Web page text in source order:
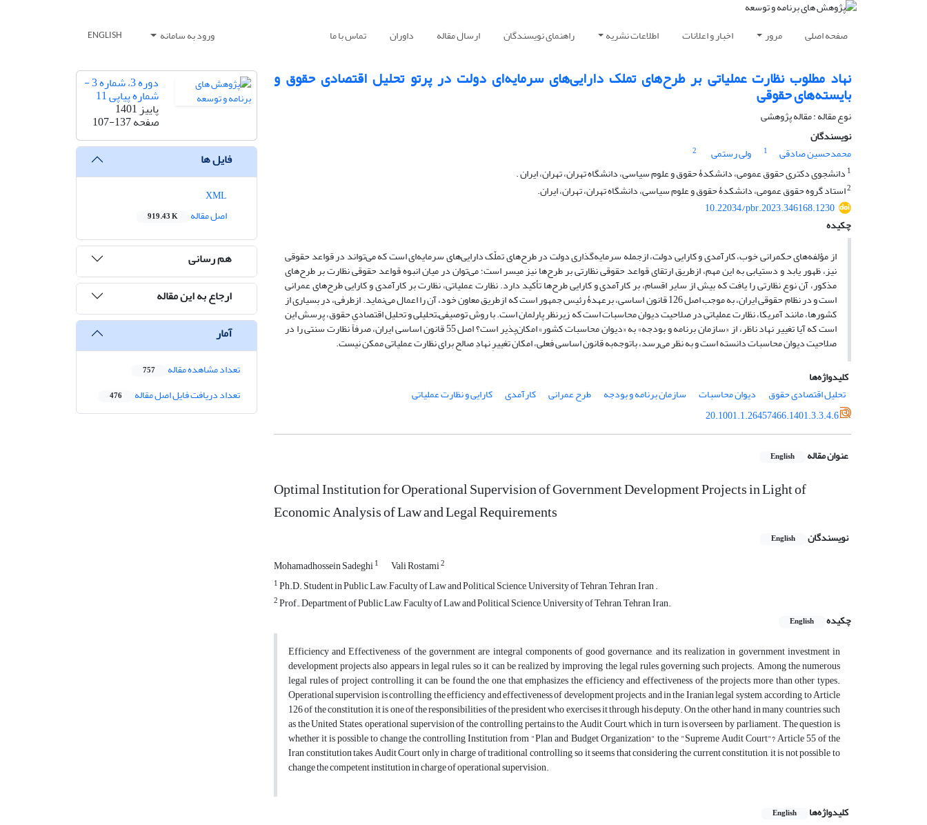
صفحه اصلی مرور اخبار و اعلانات اطلاعات نشریه راهنمای نویسندگان ارسال مقاله داوران تماس با ما ورود به سامانه ENGLISH
نهاد مطلوب نظارت عملیاتی بر طرح‏‌های تملک دارایی‏‌های سرمایه‌‏ای دولت در پرتو تحلیل اقتصادی حقوق و
بایسته‌‏های حقوقی
نوع مقاله : مقاله پژوهشی
نویسندگان
محمد‌حسین صادقی
1 ولی رستمی
2
1 دانشجوی دکتری حقوق عمومی، دانشکدۀ حقوق و علوم سیاسی، دانشگاه تهران، تهران، ایران .
2استاد گروه حقوق عمومی، دانشکدۀ حقوق و علوم سیاسی، دانشگاه تهران، تهران، ایران.
10.22034/pbr.2023.346168.1230
چکیده
از مؤلفه‌‏های حکمرانی خوب، کارآمدی و کارایی دولت، ازجمله سرمایه‌‏گذاری دولت در طرح‌های تملّک دارایی‏‌های سرمایه‏‌ای است که می‌‏تواند در قواعد حقوقی
نیز، ظهور یابد و دستیابی به این مهم، ازطریق ارتقای قواعد حقوقی نظارتی بر طر‏ح‌‏ها نیز میسر است؛ می‏‌توان در میان انبوه قواعد حقوقی نظارت بر طرح‏‌های
مذکور، آن نوع نظارتی را یافت که بیش از سایر اقسام، بر کارآمدی و کارایی طرح‌‏ها تأکید دارد. نظارت عملیاتی، نظارت بر کارآمدی و کارایی طرح‌‏های عمرانی
است و در نظام حقوقی ایران، به موجب اصل 126 قانون اساسی، برعهدۀ رئیس جمهور است که ازطریق معاون خود، آن را اعمال می‌نماید. ازطرفی، در بسیاری از
کشورها، مانند آمریکا، نظارت عملیاتی در صلاحیت دیوان محاسبات است که زیرنظر پارلمان است. با روش توصیفی‌ـ‌تحلیلی و تحلیل اقتصادیِ حقوق، پرسش این
است که آیا تغییر نهاد ناظر، از «سازمان برنامه و بودجه» به «دیوان محاسبات کشور» امکان‏‌پذیر است؟ اصل 55 قانون اساسی ایران، صرفاً نظارت سنتی را در
صلاحیت دیوان محاسبات دانسته است و به نظر می‏‌رسد، باتوجه‌به قانون اساسی فعلی، امکان تغییرِ نهادِ صالح برای نظارت عملیاتی ممکن نیست.
کلیدواژه‌ها
تحلیل اقتصادی حقوق
دیوان محاسبات سازمان برنامه و بودجه طرح عمرانی کارآمدی
کارایی و نظارت عملیاتی
20.1001.1.26457466.1401.3.3.4.6
عنوان مقاله English
Optimal Institution for Operational Supervision of Government Development Projects in Light of
Economic Analysis of Law and Legal Requirements
نویسندگان English
Mohamadhossein Sadeghi1 Vali Rostami2
1Ph.D. Student in Public Law, Faculty of Law and Political Science, University of Tehran, Tehran, Iran .
2Prof., Department of Public Law, Faculty of Law and Political Science, University of Tehran, Tehran, Iran.
چکیده
English
Efficiency and Effectiveness of the government are integral components of good governance, and its realization in government investment in
development projects also appears in legal rules, so it can be realized by improving the legal rules governing such projects. Among the numerous
legal rules of project controlling, it can be found the one that emphasizes the efficiency and effectiveness of the projects more than other types.
Operational supervision is controlling the efficiency and effectiveness of development projects, and in the Iranian legal system, according to Article
126 of the constitution, it is one of the responsibilities of the president who exercises it through his deputy. On the other hand, in many countries, such
as the United States, operational supervision of the controlling pertains to the Audit Court, which in turn is overseen by parliament. The question is
whether it is possible to change the controlling Institution from "Plan and Budget Organization" to the "Supreme Audit Court"? Article 55 of the
Iran constitution takes Audit Court only in charge of traditional controlling, so it seems that considering the current constitution, it is not possible to
change the competent institution in charge of operational supervision.
کلیدواژه‌ها English
دوره 3، شماره 3 -
شماره پیاپی 11
پاییز 1401
صفحه107-137
فایل ها
اصل مقاله
919.43 K
هم رسانی
ارجاع به این مقاله
آمار
تعداد مشاهده مقاله 757
تعداد دریافت فایل اصل مقاله 476